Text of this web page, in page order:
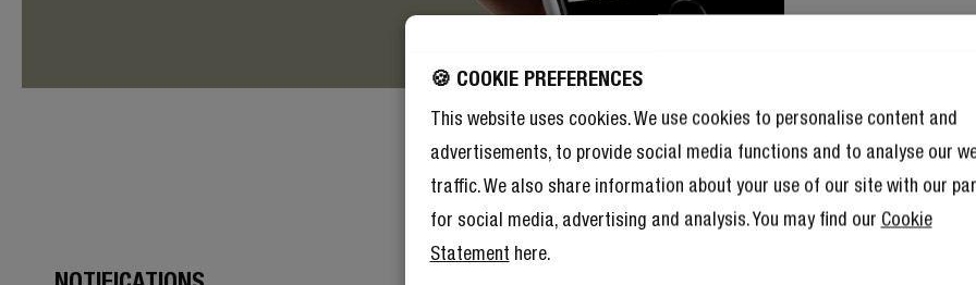
🍪 COOKIE PREFERENCES
This website uses cookies. We use cookies to personalise content and
advertisements, to provide social media functions and to analyse our
traffic. We also share information about your use of our site with our
for social media, advertising and analysis. You may find our Cookie
Statement here.